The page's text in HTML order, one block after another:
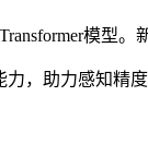
模型
，助力感知精度